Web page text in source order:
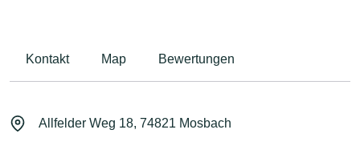
Kontakt Map Bewertungen
Allfelder Weg 18, 74821 Mosbach